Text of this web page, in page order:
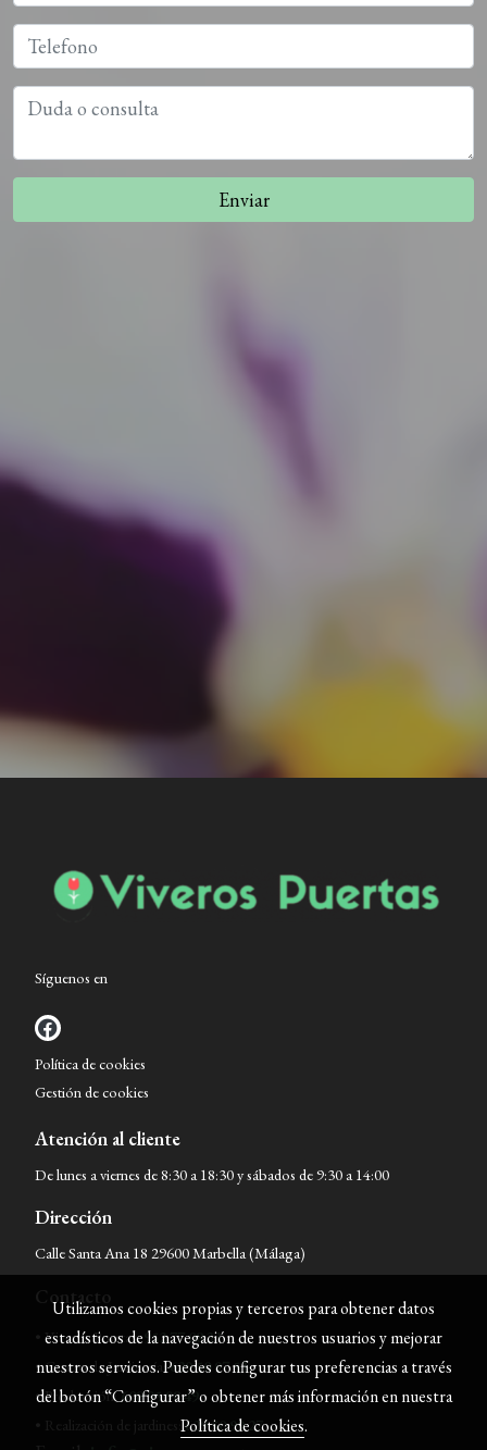
Enviar
Síguenos en
Política de cookies
Gestión de cookies
Atención al cliente
De lunes a viernes de 8:30 a 18:30 y sábados de 9:30 a 14:00
Dirección
Calle Santa Ana 18 29600 Marbella (Málaga)
Contacto
• Viveros Puertas: 952 77 08 33
• Centro de Jardinería:629 50 97 53
• Producción:608 95 98 49
• Realización de jardines:629 50 99 27
Utilizamos cookies propias y terceros para obtener datos
estadísticos de la navegación de nuestros usuarios y mejorar
nuestros servicios. Puedes configurar tus preferencias a través
del botón “Configurar” o obtener más información en nuestra
Política de cookies.